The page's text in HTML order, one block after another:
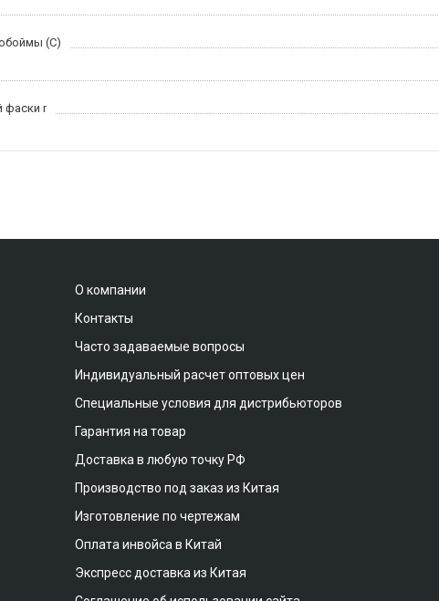
(C)
фаски r
О компании
Контакты
Часто задаваемые вопросы
Индивидуальный расчет оптовых цен
Специальные условия для дистрибьюторов
Гарантия на товар
Доставка в любую точку РФ
Производство под заказ из Китая
Изготовление по чертежам
Оплата инвойса в Китай
Экспресс доставка из Китая